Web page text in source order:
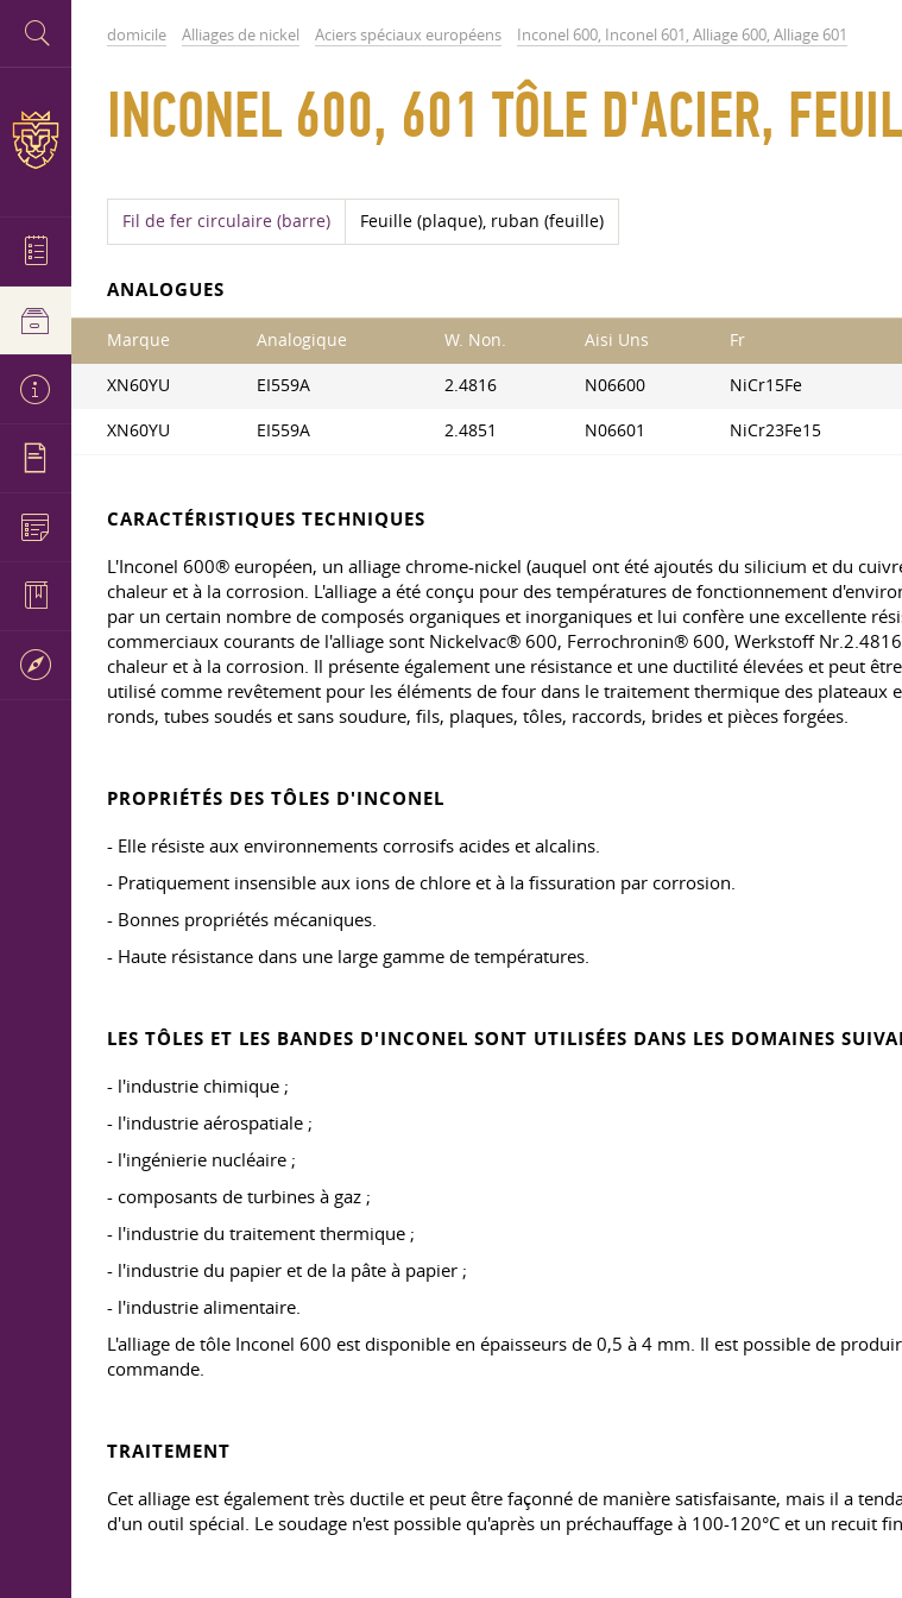
domicile Alliages de nickel Aciers spéciaux européens Inconel 600, Inconel 601, Alliage 600, Alliage 601
INCONEL 600, 601 TÔLE D'ACIER,
Fil de fer circulaire (barre) Feuille (plaque), ruban (feuille)
ANALOGUES
Marque Analogique W. Non. Aisi Uns Fr
XN60YU EI559A 2.4816 N06600 NiCr15Fe
XN60YU EI559A 2.4851 N06601 NiCr23Fe15
CARACTÉRISTIQUES TECHNIQUES
L'Inconel 600® européen, un alliage chrome-nickel (auquel ont été ajoutés du silicium et du
chaleur et à la corrosion. L'alliage a été conçu pour des températures de fonctionnement
par un certain nombre de composés organiques et inorganiques et lui confère une excellente
commerciaux courants de l'alliage sont Nickelvac® 600, Ferrochronin® 600, Werkstoff
chaleur et à la corrosion. Il présente également une résistance et une ductilité élevées et peut
utilisé comme revêtement pour les éléments de four dans le traitement thermique des plateaux
ronds, tubes soudés et sans soudure, fils, plaques, tôles, raccords, brides et pièces forgées.
PROPRIÉTÉS DES TÔLES D'INCONEL
- Elle résiste aux environnements corrosifs acides et alcalins.
- Pratiquement insensible aux ions de chlore et à la fissuration par corrosion.
- Bonnes propriétés mécaniques.
- Haute résistance dans une large gamme de températures.
LES TÔLES ET LES BANDES D'INCONEL SONT UTILISÉES DANS LES DOMAINES
- l'industrie chimique ;
- l'industrie aérospatiale ;
- l'ingénierie nucléaire ;
- composants de turbines à gaz ;
- l'industrie du traitement thermique ;
- l'industrie du papier et de la pâte à papier ;
- l'industrie alimentaire.
L'alliage de tôle Inconel 600 est disponible en épaisseurs de 0,5 à 4 mm. Il est possible de
commande.
TRAITEMENT
Cet alliage est également très ductile et peut être façonné de manière satisfaisante, mais il a
d'un outil spécial. Le soudage n'est possible qu'après un préchauffage à 100-120°C et un recuit